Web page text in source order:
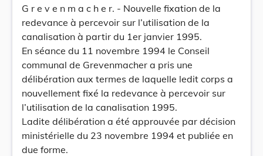
G r e v e n m a c h e r. - Nouvelle fixation de la
redevance à percevoir sur l’utilisation de la
canalisation à partir du 1er janvier 1995.
En séance du 11 novembre 1994 le Conseil
communal de Grevenmacher a pris une
délibération aux termes de laquelle ledit corps a
nouvellement fixé la redevance à percevoir sur
l’utilisation de la canalisation 1995.
Ladite délibération a été approuvée par décision
ministérielle du 23 novembre 1994 et publiée en
due forme.